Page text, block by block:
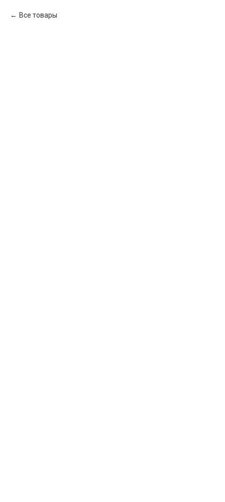
Все товары